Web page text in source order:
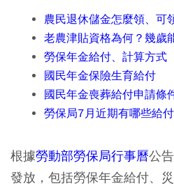
農民退休儲金怎麼領、可
老農津貼資格為何？幾歲
勞保年金給付、計算方式
國民年金保險生育給付
國民年金喪葬給付申請條
勞保局7月近期有哪些給
根據勞動部勞保局行事曆公
發放，包括勞保年金給付、